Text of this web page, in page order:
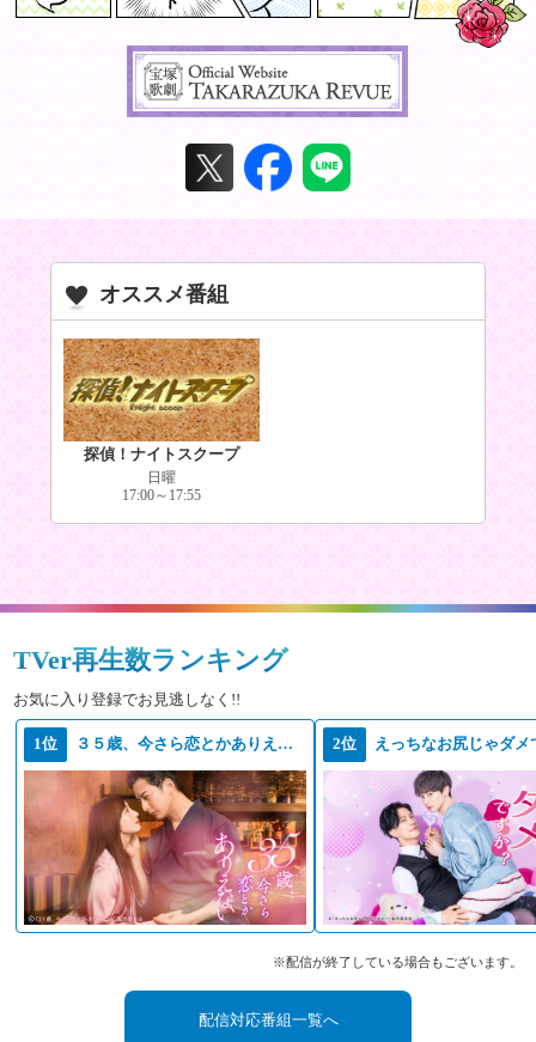
オススメ番組
探偵！ナイトスクープ
日曜
17:00～17:55
TVer再生数ランキング
お気に入り登録でお見逃しなく!!
1位 ３５歳、今さら恋とかありえない 2位 えっちなお尻じゃダメ
※配信が終了している場合もございます。
配信対応番組一覧へ